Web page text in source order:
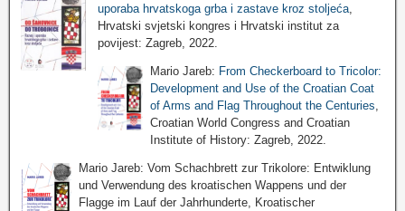
uporaba hrvatskoga grba i zastave kroz stoljeća,
Hrvatski svjetski kongres i Hrvatski institut za
povijest: Zagreb, 2022.
Mario Jareb: From Checkerboard to Tricolor:
Development and Use of the Croatian Coat
of Arms and Flag Throughout the Centuries
Croatian World Congress and Croatian
Institute of History: Zagreb, 2022.
Mario Jareb: Vom Schachbrett zur Trikolore: Entwiklung
und Verwendung des kroatischen Wappens und der
Flagge im Lauf der Jahrhunderte, Kroatischer